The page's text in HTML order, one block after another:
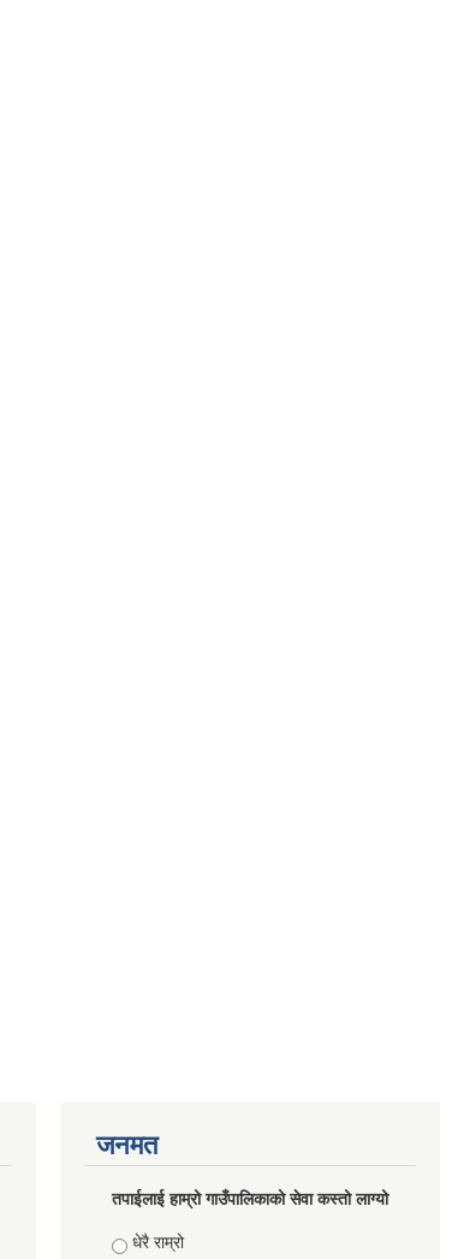
जनमत
तपाईलाई हाम्रो गाउँपालिकाको सेवा कस्तो लाग्यो
Choices
धेरै राम्रो